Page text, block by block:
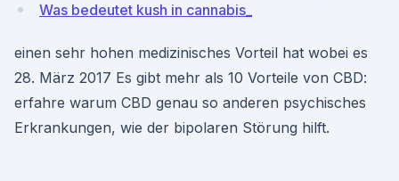
Was bedeutet kush in cannabis_
einen sehr hohen medizinisches Vorteil hat wobei es
28. März 2017 Es gibt mehr als 10 Vorteile von CBD:
erfahre warum CBD genau so anderen psychisches
Erkrankungen, wie der bipolaren Störung hilft.